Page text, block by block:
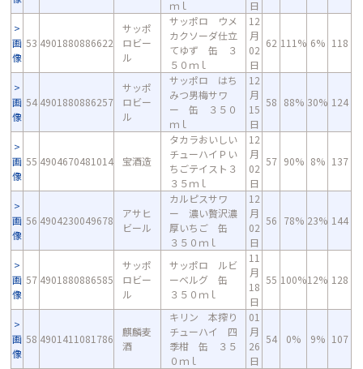
ｍｌ
日
画
像
53 4901880886622
サッポ
ロビー
ル
サッポロ ウメ
カクソーダ仕立
てゆず 缶 ３
５０ｍｌ
12
月
02
日
62 111% 6% 118
画
像
54 4901880886257
サッポ
ロビー
ル
サッポロ はち
みつ男梅サワ
ー 缶 ３５０
ｍｌ
12
月
15
日
58 88% 30% 124
画
像
55 4904670481014 宝酒造
タカラおいしい
チューハイＰい
ちごテイスト３
３５ｍｌ
12
月
02
日
57 90% 8% 137
画
像
56 4904230049678
アサヒ
ビール
カルピスサワ
ー 濃い贅沢濃
厚いちご 缶
３５０ｍｌ
12
月
02
日
56 78% 23% 144
画
像
57 4901880886585
サッポ
ロビー
ル
サッポロ ルビ
ーベルグ 缶
３５０ｍｌ
11
月
18
日
55 100%12% 128
画
像
58 4901411081786
麒麟麦
酒
キリン 本搾り
チューハイ 四
季柑 缶 ３５
０ｍｌ
01
月
26
日
54 0% 9% 107